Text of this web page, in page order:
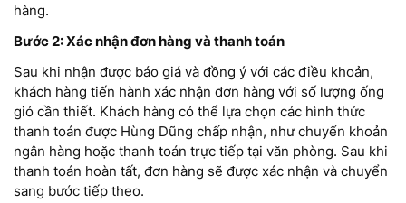
hàng.
Bước 2: Xác nhận đơn hàng và thanh toán
Sau khi nhận được báo giá và đồng ý với các điều khoản,
khách hàng tiến hành xác nhận đơn hàng với số lượng ống
gió cần thiết. Khách hàng có thể lựa chọn các hình thức
thanh toán được Hùng Dũng chấp nhận, như chuyển khoản
ngân hàng hoặc thanh toán trực tiếp tại văn phòng. Sau khi
thanh toán hoàn tất, đơn hàng sẽ được xác nhận và chuyển
sang bước tiếp theo.